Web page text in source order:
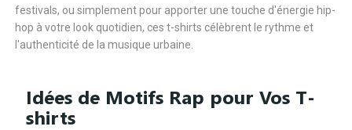
festivals, ou simplement pour apporter une touche d'énergie hip-
hop à votre look quotidien, ces t-shirts célèbrent le rythme et
l'authenticité de la musique urbaine.
Idées de Motifs Rap pour Vos T-
shirts